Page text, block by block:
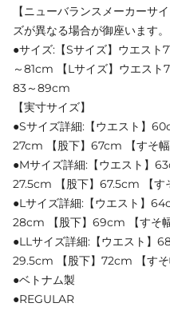
【ニューバランスメーカーサ
ズが異なる場合が御座います。
●サイズ:【Sサイズ】ウエス
～81cm 【Lサイズ】ウエス
83～89cm
【実寸サイズ】
●Sサイズ詳細:【ウエスト】
27cm 【股下】67cm 【すそ
●Mサイズ詳細:【ウエスト】
27.5cm 【股下】67.5cm 【
●Lサイズ詳細:【ウエスト】
28cm 【股下】69cm 【すそ
●LLサイズ詳細:【ウエスト】
29.5cm 【股下】72cm 【す
●ベトナム製
●REGULAR